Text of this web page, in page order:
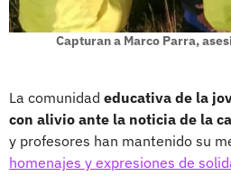
Capturan a Marco Parra,
La comunidad educativa de la
con alivio ante la noticia de la
y profesores han mantenido su
homenajes y expresiones de